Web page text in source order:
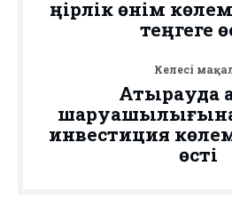
Өңірлік өнім
теңгеге
Келесі
Атырауда
инвестиция
өсті